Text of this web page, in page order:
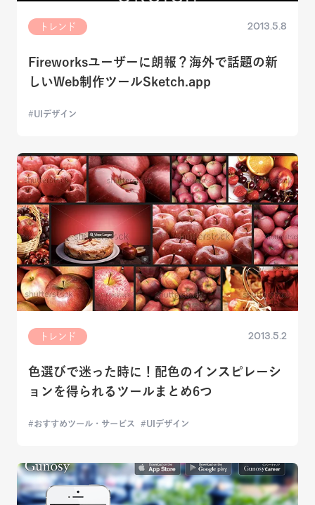
トレンド 2013.5.8
Fireworksユーザーに朗報？海外で話題の新
しいWeb制作ツールSketch.app
UIデザイン
トレンド 2013.5.2
色選びで迷った時に！配色のインスピレーシ
ョンを得られるツールまとめ6つ
おすすめツール・サービス UIデザイン